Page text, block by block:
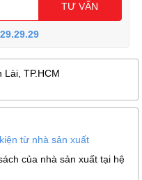
TƯ VẤN
TP.HCM
từ nhà sản xuất
của nhà sản xuất tại hệ